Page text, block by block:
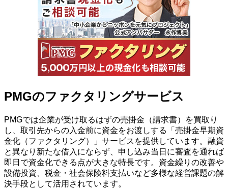
PMGのファクタリングサービス
PMGでは企業が受け取るはずの売掛金（請求書）を買取り
し、取引先からの入金前に資金をお渡しする「売掛金早期資
金化（ファクタリング）」サービスを提供しています。融資
と異なり新たな借入にならず、申し込み当日に審査を通れば
即日で資金化できる点が大きな特長です。資金繰りの改善や
設備投資、税金・社会保険料支払いなど多様な経営課題の解
決手段として活用されています。